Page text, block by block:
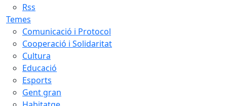
Rss
Temes
Comunicació i Protocol
Cooperació i Solidaritat
Cultura
Educació
Esports
Gent gran